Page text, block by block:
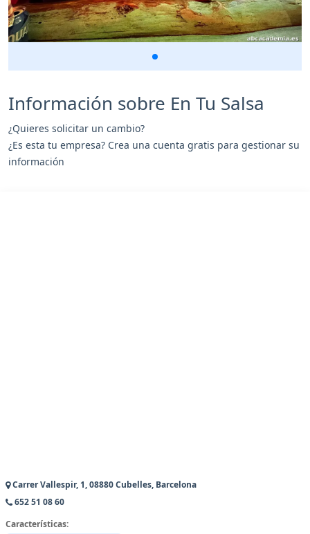
Información sobre En Tu Salsa
¿Quieres solicitar un cambio?
¿Es esta tu empresa? Crea una cuenta gratis para gestionar su
información
Carrer Vallespir, 1, 08880 Cubelles, Barcelona
652 51 08 60
Características: